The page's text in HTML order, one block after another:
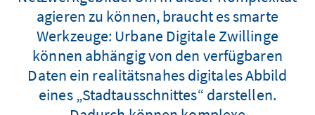
agieren zu können, braucht es smarte
Werkzeuge: Urbane Digitale Zwillinge
können abhängig von den verfügbaren
Daten ein realitätsnahes digitales Abbild
eines „Stadtausschnittes“ darstellen.